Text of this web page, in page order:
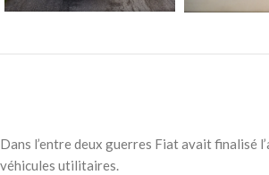
Dans l’entre deux guerres Fiat avait finalisé
véhicules utilitaires.